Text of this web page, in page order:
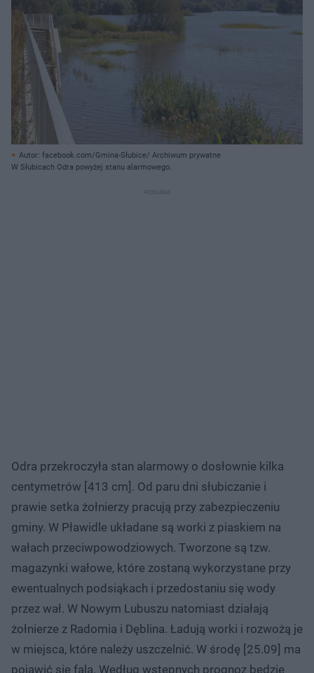
Autor: facebook.com/Gmina-Słubice/ Archiwum prywatne
W Słubicach Odra powyżej stanu alarmowego.
Odra przekroczyła stan alarmowy o dosłownie kilka
centymetrów [413 cm]. Od paru dni słubiczanie i
prawie setka żołnierzy pracują przy zabezpieczeniu
gminy. W Pławidle układane są worki z piaskiem na
wałach przeciwpowodziowych. Tworzone są tzw.
magazynki wałowe, które zostaną wykorzystane przy
ewentualnych podsiąkach i przedostaniu się wody
przez wał. W Nowym Lubuszu natomiast działają
żołnierze z Radomia i Dęblina. Ładują worki i rozwożą je
w miejsca, które należy uszczelnić. W środę [25.09] ma
pojawić się fala. Według wstępnych prognoz będzie